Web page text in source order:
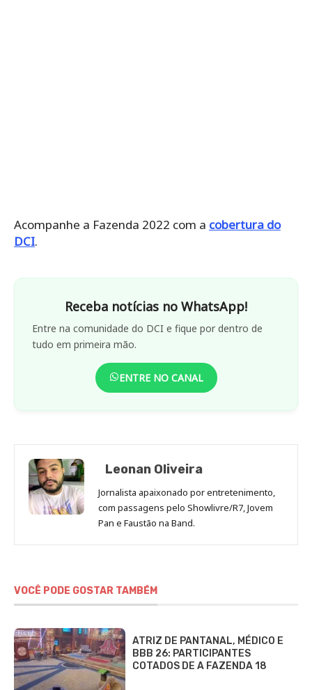
Acompanhe a Fazenda 2022 com a cobertura do
DCI.
Receba notícias no WhatsApp!
Entre na comunidade do DCI e fique por dentro de
tudo em primeira mão.
ENTRE NO CANAL
Leonan Oliveira
Jornalista apaixonado por entretenimento,
com passagens pelo Showlivre/R7, Jovem
Pan e Faustão na Band.
VOCÊ PODE GOSTAR TAMBÉM
ATRIZ DE PANTANAL, MÉDICO E
BBB 26: PARTICIPANTES
COTADOS DE A FAZENDA 18